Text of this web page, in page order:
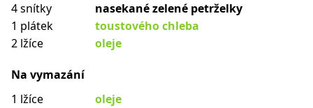
4 snítky
nasekané zelené petrželky
1 plátek
toustového chleba
2 lžíce
oleje
Na vymazání
1 lžíce
oleje